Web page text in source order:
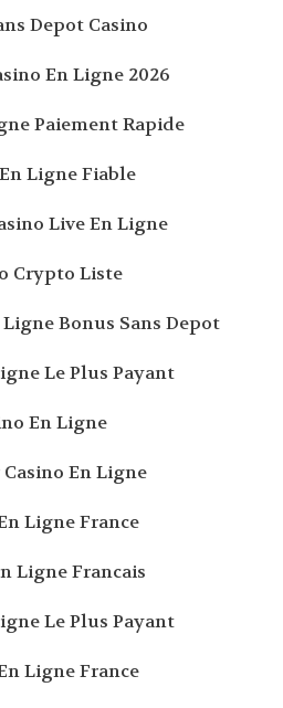
Depot Casino
En Ligne 2026
Paiement Rapide
Ligne Fiable
Live En Ligne
Crypto Liste
Ligne Bonus Sans Depot
Le Plus Payant
En Ligne
En Ligne
Ligne France
Ligne Francais
Le Plus Payant
Ligne France